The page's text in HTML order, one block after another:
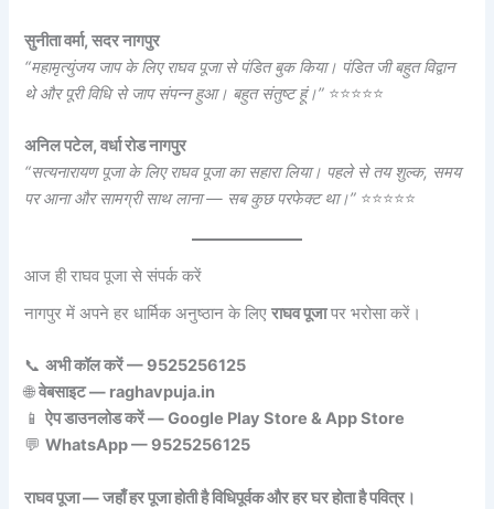
सुनीता वर्मा, सदर नागपुर
“महामृत्युंजय जाप के लिए राघव पूजा से पंडित बुक किया। पंडित जी बहुत विद्वान
थे और पूरी विधि से जाप संपन्न हुआ। बहुत संतुष्ट हूं।” ⭐⭐⭐⭐⭐
अनिल पटेल, वर्धा रोड नागपुर
“सत्यनारायण पूजा के लिए राघव पूजा का सहारा लिया। पहले से तय शुल्क, समय
पर आना और सामग्री साथ लाना — सब कुछ परफेक्ट था।” ⭐⭐⭐⭐⭐
आज ही राघव पूजा से संपर्क करें
नागपुर में अपने हर धार्मिक अनुष्ठान के लिएराघव पूजापर भरोसा करें।
📞अभी कॉल करें — 9525256125
🌐वेबसाइट — raghavpuja.in
📱ऐप डाउनलोड करें — Google Play Store & App Store
💬WhatsApp — 9525256125
राघव पूजा — जहाँ हर पूजा होती है विधिपूर्वक और हर घर होता है पवित्र।